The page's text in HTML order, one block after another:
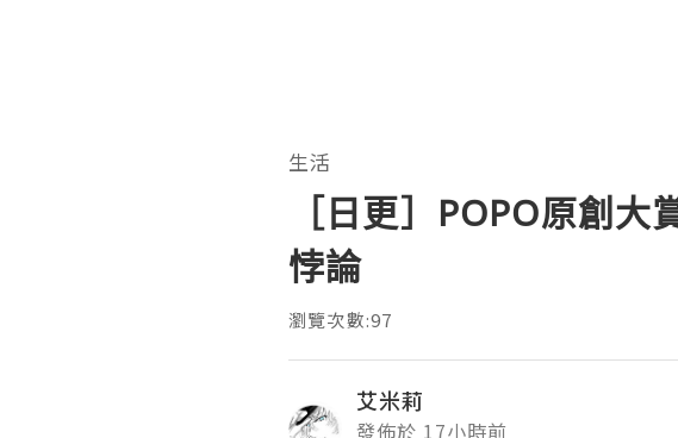
生活
［日更］POPO原創
悖論
瀏覽次數:97
艾米莉
發佈於 17小時前